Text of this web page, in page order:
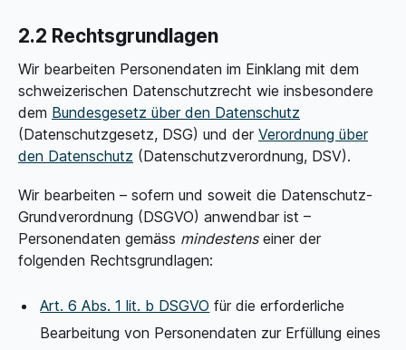
2.2 Rechtsgrundlagen
Wir bearbeiten Personendaten im Einklang mit dem
schweizerischen Datenschutzrecht wie insbesondere
dem Bundesgesetz über den Datenschutz
(Datenschutzgesetz, DSG) und der Verordnung über
den Datenschutz (Datenschutzverordnung, DSV).
Wir bearbeiten – sofern und soweit die Datenschutz-
Grundverordnung (DSGVO) anwendbar ist –
Personendaten gemäss mindestenseiner der
folgenden Rechtsgrundlagen:
Art. 6 Abs. 1 lit. b DSGVO für die erforderliche
Bearbeitung von Personendaten zur Erfüllung eines